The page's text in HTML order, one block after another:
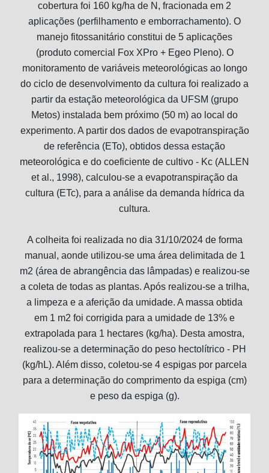
cobertura foi 160 kg/ha de N, fracionada em 2
aplicações (perfilhamento e emborrachamento). O
manejo fitossanitário constitui de 5 aplicações
(produto comercial Fox XPro + Egeo Pleno). O
monitoramento de variáveis meteorológicas ao longo
do ciclo de desenvolvimento da cultura foi realizado a
partir da estação meteorológica da UFSM (grupo
Metos) instalada bem próximo (50 m) ao local do
experimento. A partir dos dados de evapotranspiração
de referência (ETo), obtidos dessa estação
meteorológica e do coeficiente de cultivo - Kc (ALLEN
et al., 1998), calculou-se a evapotranspiração da
cultura (ETc), para a análise da demanda hídrica da
cultura.
A colheita foi realizada no dia 31/10/2024 de forma
manual, aonde utilizou-se uma área delimitada de 1
m2 (área de abrangência das lâmpadas) e realizou-se
a coleta de todas as plantas. Após realizou-se a trilha,
a limpeza e a aferição da umidade. A massa obtida
em 1 m2 foi corrigida para a umidade de 13% e
extrapolada para 1 hectares (kg/ha). Desta amostra,
realizou-se a determinação do peso hectolítrico - PH
(kg/hL). Além disso, coletou-se 4 espigas por parcela
para a determinação do comprimento da espiga (cm)
e peso da espiga (g).